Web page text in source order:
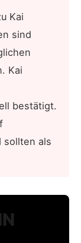
Kai
sind
Kai
bestätigt.
sollten als